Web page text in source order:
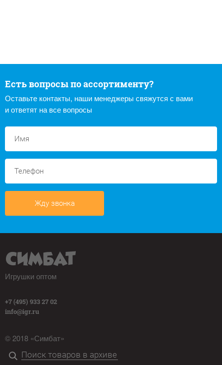
Есть вопросы по ассортименту?
Оставьте контакты, наши менеджеры свяжутся с вами
и ответят на все вопросы
Жду звонка
Игрушки оптом
+7 (495) 933 27 02
info@igr.ru
© 2018 «Симбат»